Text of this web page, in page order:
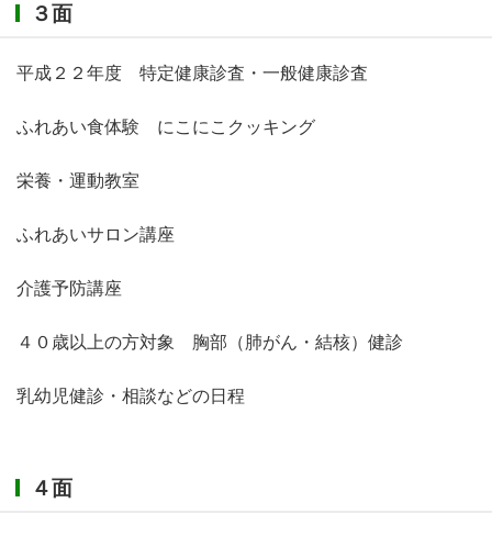
３面
平成２２年度 特定健康診査・一般健康診査
ふれあい食体験 にこにこクッキング
栄養・運動教室
ふれあいサロン講座
介護予防講座
４０歳以上の方対象 胸部（肺がん・結核）健診
乳幼児健診・相談などの日程
４面